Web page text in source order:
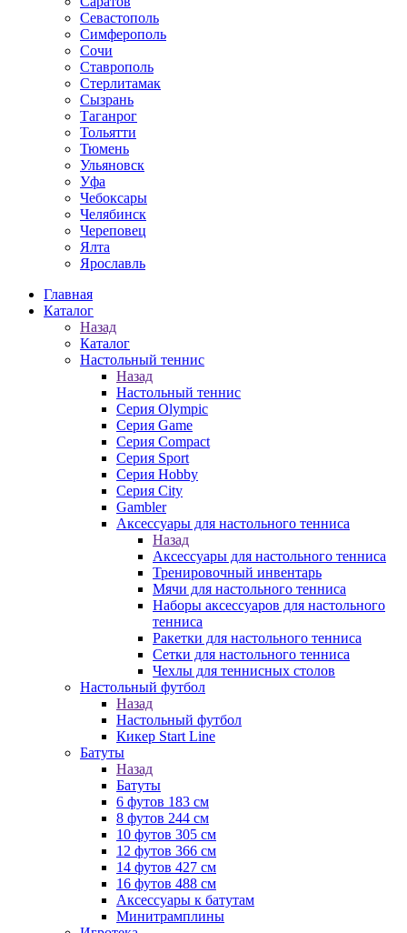
Севастополь
Симферополь
Сочи
Ставрополь
Стерлитамак
Сызрань
Таганрог
Тольятти
Тюмень
Ульяновск
Уфа
Чебоксары
Челябинск
Череповец
Ялта
Ярославль
Главная
Каталог
Назад
Каталог
Настольный теннис
Назад
Настольный теннис
Серия Olympic
Серия Game
Серия Compact
Серия Sport
Серия Hobby
Серия City
Gambler
Аксессуары для настольного тенниса
Назад
Аксессуары для настольного тенниса
Тренировочный инвентарь
Мячи для настольного тенниса
Наборы аксессуаров для настольного
тенниса
Ракетки для настольного тенниса
Сетки для настольного тенниса
Чехлы для теннисных столов
Настольный футбол
Назад
Настольный футбол
Кикер Start Line
Батуты
Назад
Батуты
6 футов 183 см
8 футов 244 см
10 футов 305 см
12 футов 366 см
14 футов 427 см
16 футов 488 см
Аксессуары к батутам
Минитрамплины